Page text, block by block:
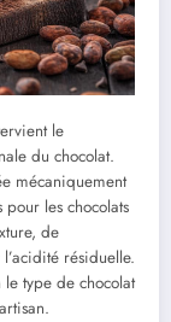
le
du chocolat.
mécaniquement
les chocolats
de
résiduelle.
le type de chocolat